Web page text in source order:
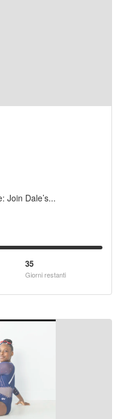
Join Dale’s...
35
Giorni restanti